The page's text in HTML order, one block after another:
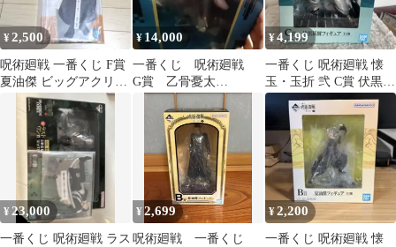
¥2,500
呪術廻戦 一番くじ F賞
夏油傑 ビッグアクリル
スタンド
¥ 14,000
一番くじ 呪術廻戦
G賞 乙骨憂太
MASTERLISE
EXPIECE未開封
¥4,199
一番くじ 呪術廻戦 懐
玉・玉折 弐 C賞 伏黒甚
爾 フィギュア
¥23,000
一番くじ 呪術廻戦 ラス
¥2,699
呪術廻戦 一番くじ
¥2,200
一番くじ 呪術廻戦 懐